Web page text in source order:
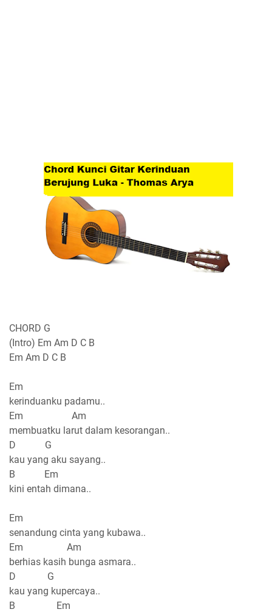
CHORD G
(Intro) Em Am D C B
Em Am D C B
Em
kerinduanku padamu..
Em Am
membuatku larut dalam kesorangan..
D G
kau yang aku sayang..
B Em
kini entah dimana..
Em
senandung cinta yang kubawa..
Em Am
berhias kasih bunga asmara..
D G
kau yang kupercaya..
B Em